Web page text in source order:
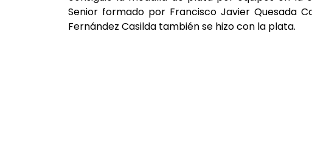
Senior formado por Francisco Javier Quesada
Fernández Casilda también se hizo con la plata.